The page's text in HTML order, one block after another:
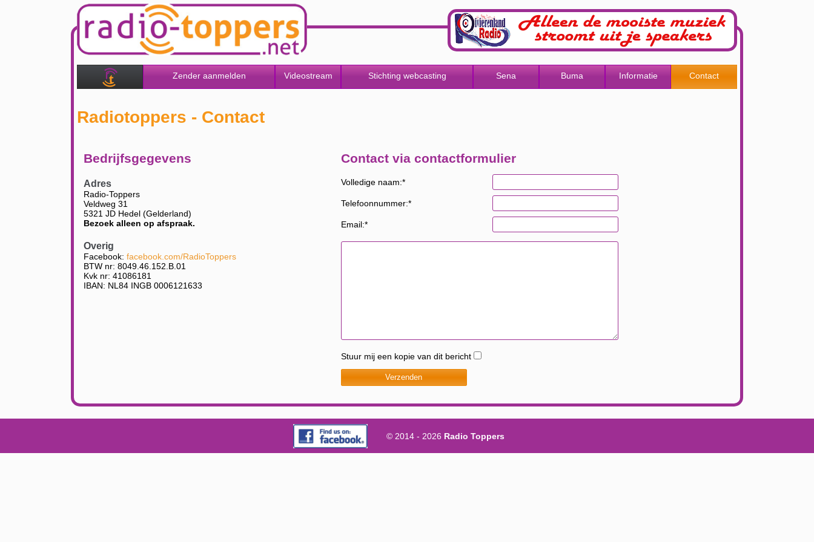
Zender aanmelden Videostream Stichting webcasting Sena Buma Informatie Contact
Radiotoppers - Contact
Bedrijfsgegevens
Adres
Radio-Toppers
Veldweg 31
5321 JD Hedel (Gelderland)
Bezoek alleen op afspraak.
Overig
Facebook: facebook.com/RadioToppers
BTW nr: 8049.46.152.B.01
Kvk nr: 41086181
IBAN: NL84 INGB 0006121633
Contact via contactformulier
Volledige naam:*
Telefoonnummer:*
Email:*
Stuur mij een kopie van dit bericht
© 2014 - 2026 Radio Toppers